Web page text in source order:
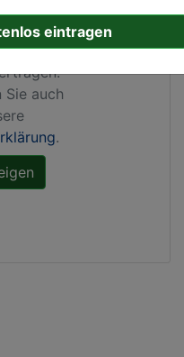
Adresse
Daten
Sie auch
.
eintragen